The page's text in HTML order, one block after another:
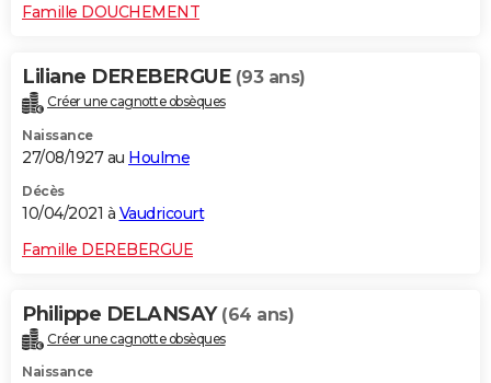
Famille DOUCHEMENT
Liliane DEREBERGUE (93 ans)
Créer une cagnotte obsèques
Naissance
27/08/1927 au Houlme
Décès
10/04/2021 à Vaudricourt
Famille DEREBERGUE
Philippe DELANSAY (64 ans)
Créer une cagnotte obsèques
Naissance